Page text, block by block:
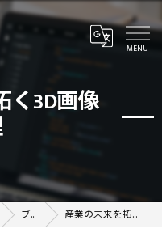
く3D画像
ブログ 産業の未来を拓く3D画像処理